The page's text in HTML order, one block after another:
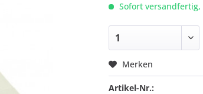
Sofort versandfertig,
Merken
Artikel-Nr.: